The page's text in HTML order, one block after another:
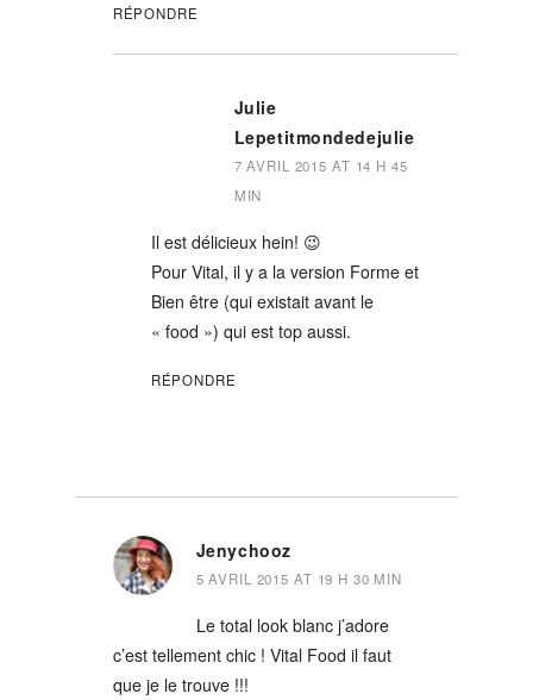
RÉPONDRE
Julie
Lepetitmondedejulie
7 AVRIL 2015 AT 14 H 45
MIN
Il est délicieux hein! 😉
Pour Vital, il y a la version Forme et
Bien être (qui existait avant le
« food ») qui est top aussi.
RÉPONDRE
Jenychooz
5 AVRIL 2015 AT 19 H 30 MIN
Le total look blanc j’adore
c’est tellement chic ! Vital Food il faut
que je le trouve !!!